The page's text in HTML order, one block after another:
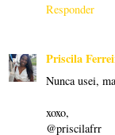
Responder
Priscila
Nunca usei,
xoxo,
@priscilafrr